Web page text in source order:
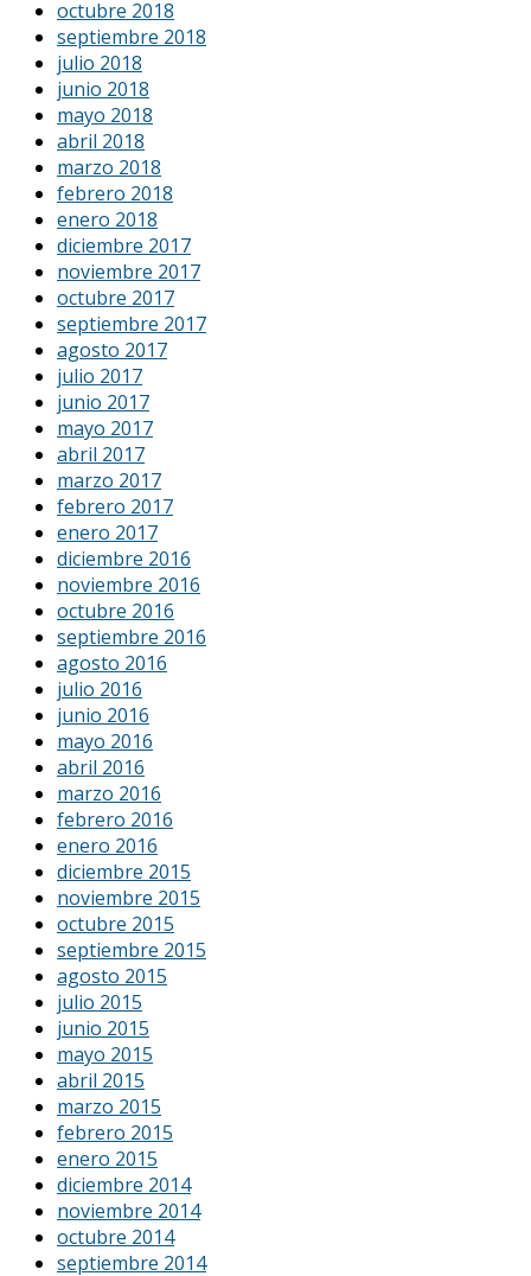
octubre 2018
septiembre 2018
julio 2018
junio 2018
mayo 2018
abril 2018
marzo 2018
febrero 2018
enero 2018
diciembre 2017
noviembre 2017
octubre 2017
septiembre 2017
agosto 2017
julio 2017
junio 2017
mayo 2017
abril 2017
marzo 2017
febrero 2017
enero 2017
diciembre 2016
noviembre 2016
octubre 2016
septiembre 2016
agosto 2016
julio 2016
junio 2016
mayo 2016
abril 2016
marzo 2016
febrero 2016
enero 2016
diciembre 2015
noviembre 2015
octubre 2015
septiembre 2015
agosto 2015
julio 2015
junio 2015
mayo 2015
abril 2015
marzo 2015
febrero 2015
enero 2015
diciembre 2014
noviembre 2014
octubre 2014
septiembre 2014